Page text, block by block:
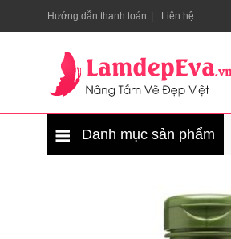
Hướng dẫn thanh toán Liên hệ
Danh mục sản phẩm